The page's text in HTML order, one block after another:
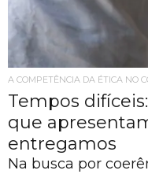
A COMPETÊNCIA DA ÉTICA NO
Tempos
que
entregamos
Na busca por